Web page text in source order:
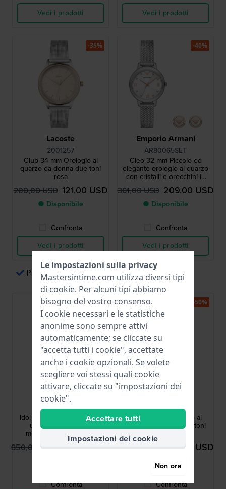
Vedi i prodotti
Vedi i prodotti
Lacoste
2001257
Club 34 mm Orologio al
quarzo da donna due toni
rosa
200,00 USD 121,00 USD
● Disponibile
Confronta
Vedi i prodotti
-35%
Emporio Armani
AR80065SET
Cleo 32 mm Piccolo ed
elegante orologio al quarzo
con cristalli e orecchini in
omaggio
381,00 USD 209,00 USD
● Disponibile
Confronta
Vedi i prodotti
-40%
Paga tramite Apple Pay
GC
Z33002G2MF
Idol 44 mm Cronografo da
uomo in acciaio con
movimento svizzero al
quarzo
850,00 USD 385,00 USD
Confronta
-50%
Z02004L7MF
Flair 28 mm Orologio al
quarzo da donna due toni
887,00 USD 402,00 USD
● Disponibile
Confronta
-50%
Le impostazioni sulla privacy
Mastersintime.com utilizza diversi tipi
di cookie. Per alcuni tipi abbiamo
bisogno del vostro consenso.
I cookie necessari e le statistiche
anonime sono sempre attivi
automaticamente; se cliccate su
"accetta tutti i cookie", accettate
anche i cookie opzionali. Se volete
scegliere voi stessi quali cookie
attivare, cliccate su "impostazioni dei
cookie".
Accettare tutti
Impostazioni dei cookie
Non ora